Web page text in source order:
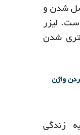
شدن و
لیزر
شدن
واژن
زندگی